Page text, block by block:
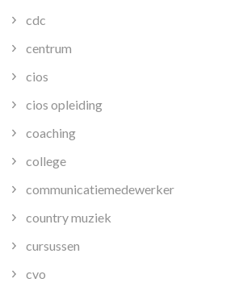
cdc
centrum
cios
cios opleiding
coaching
college
communicatiemedewerker
country muziek
cursussen
cvo